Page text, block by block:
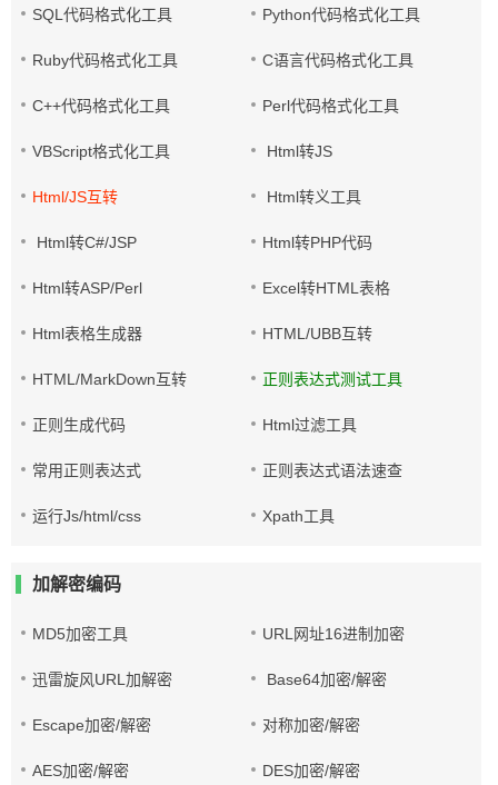
SQL代码格式化工具 Python代码格式化工具
Ruby代码格式化工具 C语言代码格式化工具
C++代码格式化工具 Perl代码格式化工具
VBScript格式化工具 Html转JS
Html/JS互转 Html转义工具
Html转C#/JSP Html转PHP代码
Html转ASP/Perl Excel转HTML表格
Html表格生成器 HTML/UBB互转
HTML/MarkDown互转 正则表达式测试工具
正则生成代码 Html过滤工具
常用正则表达式 正则表达式语法速查
运行Js/html/css Xpath工具
加解密编码
MD5加密工具 URL网址16进制加密
迅雷旋风URL加解密 Base64加密/解密
Escape加密/解密 对称加密/解密
AES加密/解密 DES加密/解密